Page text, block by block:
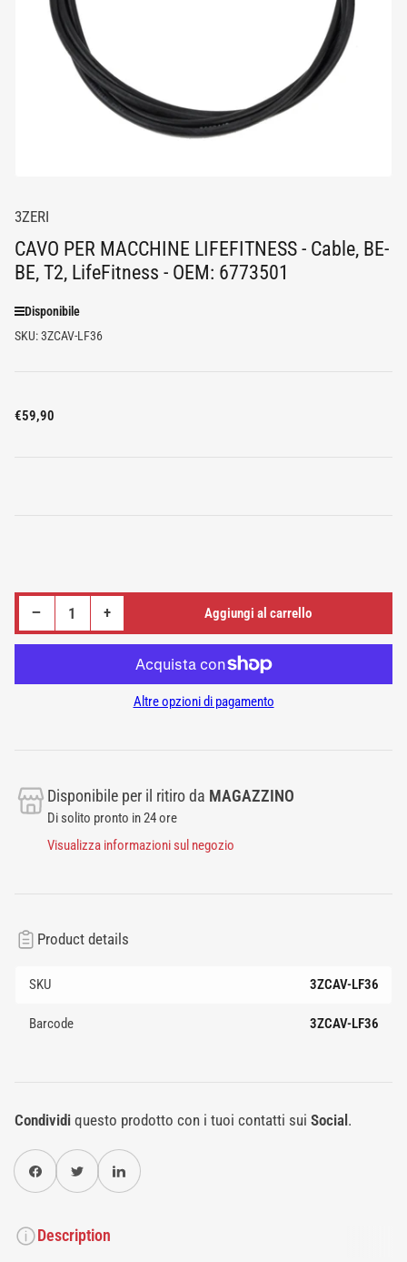
3ZERI
CAVO PER MACCHINE LIFEFITNESS - Cable, BE-
BE, T2, LifeFitness - OEM: 6773501
Disponibile
SKU:3ZCAV-LF36
Prezzo
€59,90
−Riduci quantità per CAVO PER MACCHINE LIFEFITNESS - Cable, BE-BE, T2, LifeFitness - OEM: 6773501 +Aumenta quantità per CAVO PER MACCHINE LIFEFITNESS - Cable, BE-BE, T2, LifeFitness - OEM: 6773501 Aggiungi al carrello
Altre opzioni di pagamento
Disponibile per il ritiro da MAGAZZINO
Di solito pronto in 24 ore
Visualizza informazioni sul negozio
Product details
SKU 3ZCAV-LF36
Barcode 3ZCAV-LF36
Condividiquesto prodotto con i tuoi contatti sui Social .
Condividi su FacebookTwitterCondividi su Pinterest
Description